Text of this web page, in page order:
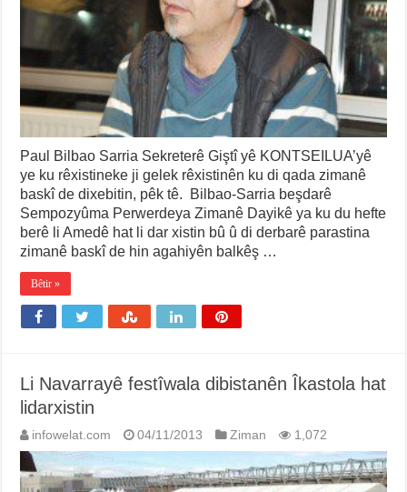
Paul Bilbao Sarria Sekreterê Giştî yê KONTSEILUA’yê
ye ku rêxistineke ji gelek rêxistinên ku di qada zimanê
baskî de dixebitin, pêk tê. Bilbao-Sarria beşdarê
Sempozyûma Perwerdeya Zimanê Dayikê ya ku du hefte
berê li Amedê hat li dar xistin bû û di derbarê parastina
zimanê baskî de hin agahiyên balkêş …
Bêtir »
Li Navarrayê festîwala dibistanên Îkastola hat
lidarxistin
infowelat.com 04/11/2013 Ziman 1,072